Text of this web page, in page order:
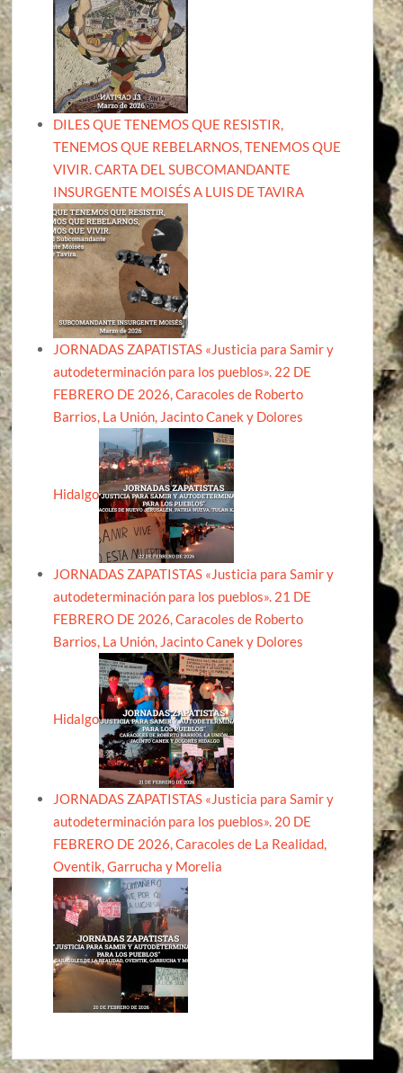
DILES QUE TENEMOS QUE RESISTIR,
TENEMOS QUE REBELARNOS, TENEMOS QUE
VIVIR. CARTA DEL SUBCOMANDANTE
INSURGENTE MOISÉS A LUIS DE TAVIRA
JORNADAS ZAPATISTAS «Justicia para Samir y
autodeterminación para los pueblos». 22 DE
FEBRERO DE 2026, Caracoles de Roberto
Barrios, La Unión, Jacinto Canek y Dolores
Hidalgo
JORNADAS ZAPATISTAS «Justicia para Samir y
autodeterminación para los pueblos». 21 DE
FEBRERO DE 2026, Caracoles de Roberto
Barrios, La Unión, Jacinto Canek y Dolores
Hidalgo
JORNADAS ZAPATISTAS «Justicia para Samir y
autodeterminación para los pueblos». 20 DE
FEBRERO DE 2026, Caracoles de La Realidad,
Oventik, Garrucha y Morelia